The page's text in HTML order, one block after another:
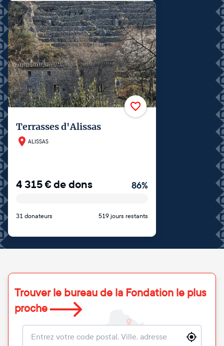
Terrasses d'Alissas
ALISSAS
4 315€de dons 86%
31 donateurs 519 jours restants
Trouver le bureau de la Fondation le plus
proche
Localisation